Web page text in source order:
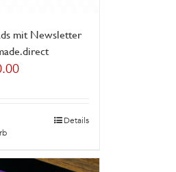
mit Newsletter
Details